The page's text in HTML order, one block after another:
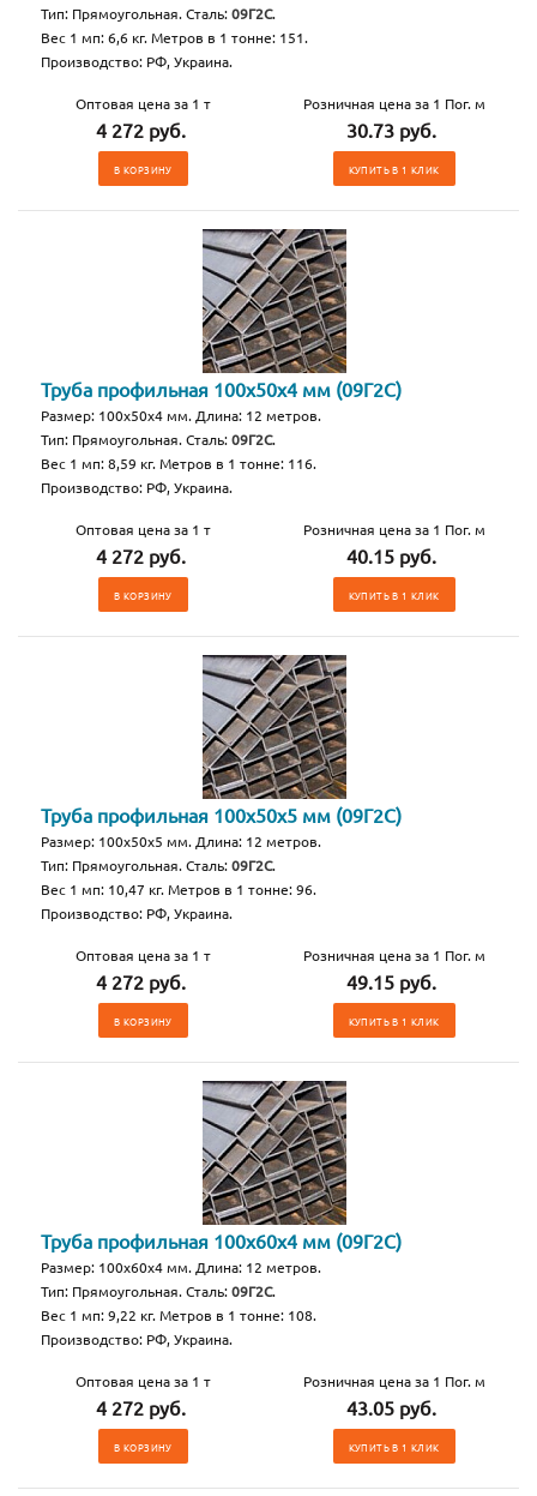
Тип: Прямоугольная. Сталь:09Г2С.
Вес 1 мп: 6,6 кг. Метров в 1 тонне: 151.
Производство: РФ, Украина.
Оптовая цена за 1 т
4 272 руб.
В КОРЗИНУ
Розничная цена за 1 Пог. м
30.73 руб.
КУПИТЬ В 1 КЛИК
Труба профильная 100х50х4 мм (09Г2С)
Размер: 100х50х4 мм. Длина: 12 метров.
Тип: Прямоугольная. Сталь:09Г2С.
Вес 1 мп: 8,59 кг. Метров в 1 тонне: 116.
Производство: РФ, Украина.
Оптовая цена за 1 т
4 272 руб.
В КОРЗИНУ
Розничная цена за 1 Пог. м
40.15 руб.
КУПИТЬ В 1 КЛИК
Труба профильная 100х50х5 мм (09Г2С)
Размер: 100х50х5 мм. Длина: 12 метров.
Тип: Прямоугольная. Сталь:09Г2С.
Вес 1 мп: 10,47 кг. Метров в 1 тонне: 96.
Производство: РФ, Украина.
Оптовая цена за 1 т
4 272 руб.
В КОРЗИНУ
Розничная цена за 1 Пог. м
49.15 руб.
КУПИТЬ В 1 КЛИК
Труба профильная 100х60х4 мм (09Г2С)
Размер: 100х60х4 мм. Длина: 12 метров.
Тип: Прямоугольная. Сталь:09Г2С.
Вес 1 мп: 9,22 кг. Метров в 1 тонне: 108.
Производство: РФ, Украина.
Оптовая цена за 1 т
4 272 руб.
В КОРЗИНУ
Розничная цена за 1 Пог. м
43.05 руб.
КУПИТЬ В 1 КЛИК